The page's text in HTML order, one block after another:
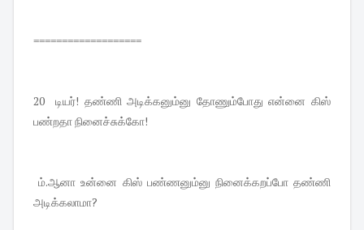
===================
20 டியர்! தண்ணி அடிக்கனும்னு தோணும்போது என்னை கிஸ்
பண்றதா நினைச்சுக்கோ!
ம்.ஆனா உன்னை கிஸ் பண்ணனும்னு நினைக்கறப்போ தண்ணி
அடிக்கலாமா?